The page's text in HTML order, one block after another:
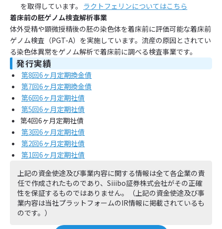
を取得しています。 ラクトフェリンについてはこちら
着床前の胚ゲノム検査解析事業
体外受精や顕微授精後の胚の染色体を着床前に評価可能な着床前
ゲノム検査（PGT-A）を実施しています。流産の原因とされてい
る染色体異常をゲノム解析で着床前に調べる検査事業です。
発行実績
第8回6ヶ月定期換金債
第7回6ヶ月定期換金債
第6回6ヶ月定期社債
第5回6ヶ月定期社債
第4回6ヶ月定期社債
第3回6ヶ月定期社債
第2回6ヶ月定期社債
第1回6ヶ月定期社債
上記の資金使途及び事業内容に関する情報は全て各企業の責
任で作成されたものであり、Siiibo証券株式会社がその正確
性を保証するものではありません。（上記の資金使途及び事
業内容は当社プラットフォームのIR情報に掲載されているも
のです。）